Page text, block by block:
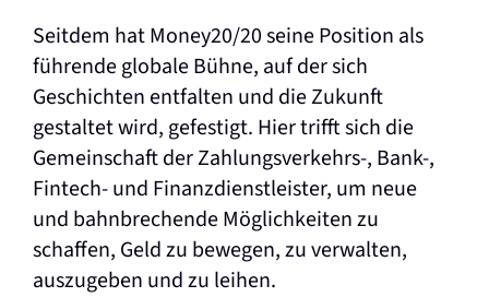
Seitdem hat Money20/20 seine Position als
führende globale Bühne, auf der sich
Geschichten entfalten und die Zukunft
gestaltet wird, gefestigt. Hier trifft sich die
Gemeinschaft der Zahlungsverkehrs-, Bank-,
Fintech- und Finanzdienstleister, um neue
und bahnbrechende Möglichkeiten zu
schaffen, Geld zu bewegen, zu verwalten,
auszugeben und zu leihen.